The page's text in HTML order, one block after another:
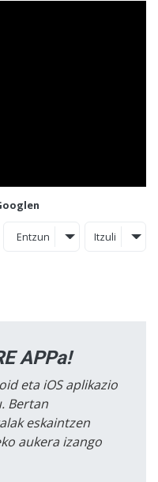
Entzun Itzuli
APPa!
eta iOS aplikazio
Bertan
eskaintzen
aukera izango